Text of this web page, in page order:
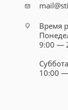
Время
9:00 —
10:00